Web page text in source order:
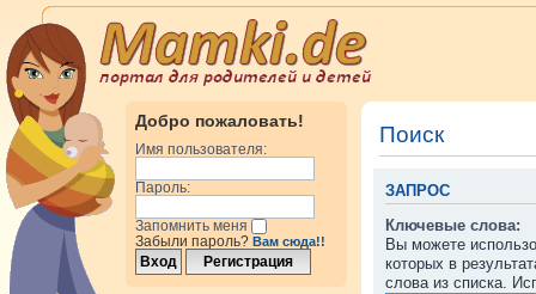
Добро пожаловать!
Имя пользователя:
Пароль:
Запомнить меня
Забыли пароль? Вам сюда!!
Поиск
ЗАПРОС
Ключевые слова:
Вы можете
которых в
слова из списка.